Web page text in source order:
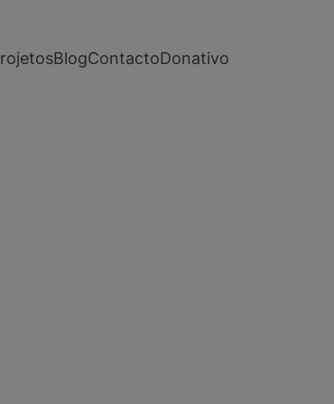
BlogContactoDonativo